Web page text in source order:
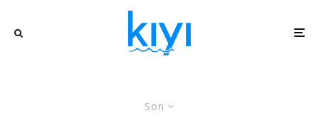
Son